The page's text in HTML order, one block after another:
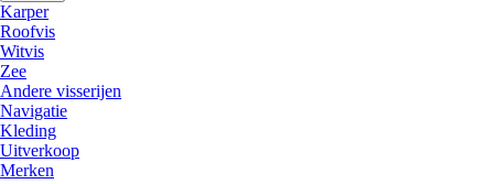
Karper
Roofvis
Witvis
Zee
Andere visserijen
Navigatie
Kleding
Uitverkoop
Merken